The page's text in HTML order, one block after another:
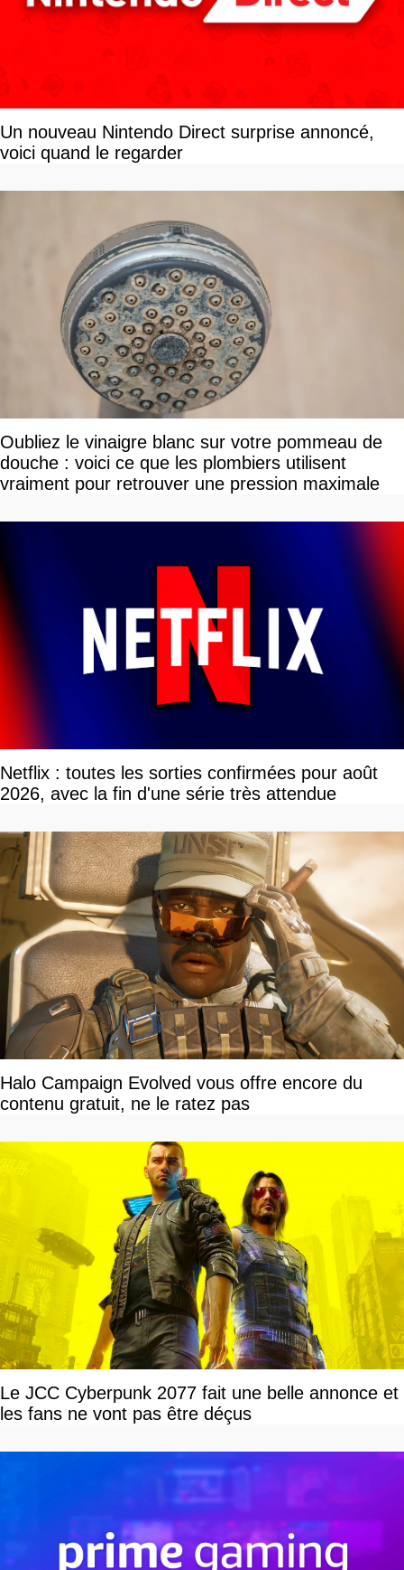
Un nouveau Nintendo Direct surprise annoncé,
voici quand le regarder
Oubliez le vinaigre blanc sur votre pommeau de
douche : voici ce que les plombiers utilisent
vraiment pour retrouver une pression maximale
Netflix : toutes les sorties confirmées pour août
2026, avec la fin d'une série très attendue
Halo Campaign Evolved vous offre encore du
contenu gratuit, ne le ratez pas
Le JCC Cyberpunk 2077 fait une belle annonce et
les fans ne vont pas être déçus